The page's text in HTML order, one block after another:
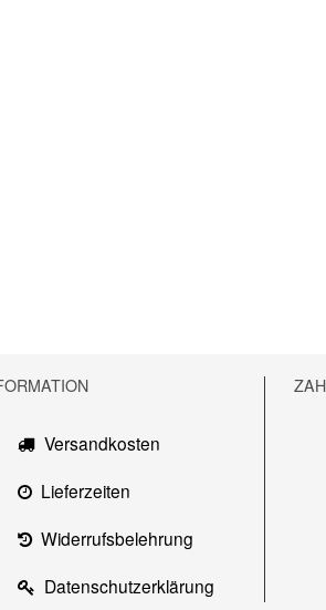
Versandkosten
Lieferzeiten
Widerrufsbelehrung
Datenschutzerklärung